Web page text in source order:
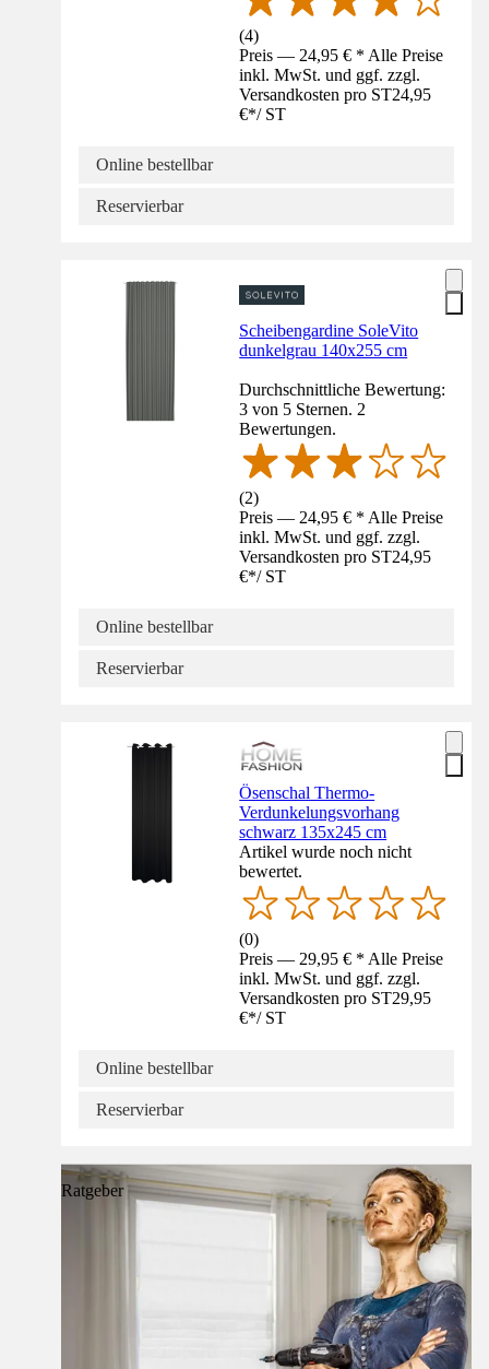
(4)
Preis — 24,95 € * Alle Preise
inkl. MwSt. und ggf. zzgl.
Versandkosten pro ST24,95
€*/ ST
Online bestellbar
Reservierbar
Scheibengardine SoleVito
dunkelgrau 140x255 cm
Durchschnittliche Bewertung:
3 von 5 Sternen. 2
Bewertungen.
(2)
Preis — 24,95 € * Alle Preise
inkl. MwSt. und ggf. zzgl.
Versandkosten pro ST24,95
€*/ ST
Online bestellbar
Reservierbar
Ösenschal Thermo-
Verdunkelungsvorhang
schwarz 135x245 cm
Artikel wurde noch nicht
bewertet.
(0)
Preis — 29,95 € * Alle Preise
inkl. MwSt. und ggf. zzgl.
Versandkosten pro ST29,95
€*/ ST
Online bestellbar
Reservierbar
Ratgeber